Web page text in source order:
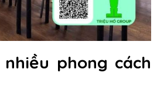
phong cách